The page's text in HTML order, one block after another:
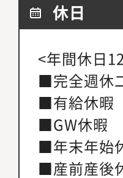
休日
<年間休日
■完全週休
■有給休暇
■GW休暇
■年末年始
■産前産後